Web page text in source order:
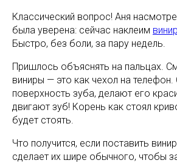
Классический вопрос! Аня
была уверена: сейчас наклеим
Быстро, без боли, за пару недель.
Пришлось объяснять на пальцах.
виниры — это как чехол на
поверхность зуба, делают его
двигают зуб! Корень как стоял
будет стоять.
Что получится, если поставить
сделает их шире обычного, чтобы